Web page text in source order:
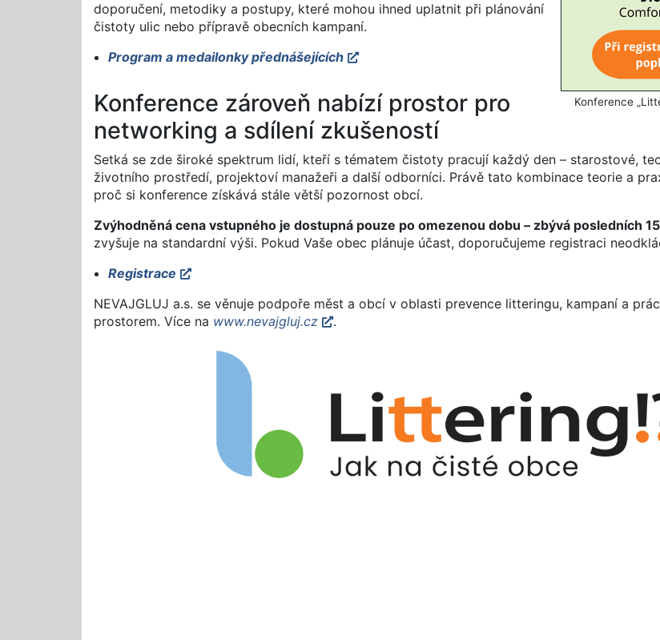
Konference
doporučení, metodiky a postupy, které mohou ihned uplatnit při plánování
čistoty ulic nebo přípravě obecních kampaní.
Program a medailonky přednášejících
Konference zároveň nabízí prostor pro
networking a sdílení zkušeností
Setká se zde široké spektrum lidí, kteří s tématem čistoty pracují každý den – starostové,
životního prostředí, projektoví manažeři a další odborníci. Právě tato kombinace teorie a
proč si konference získává stále větší pozornost obcí.
Zvýhodněná cena vstupného je dostupná pouze po omezenou dobu – zbývá posledních
zvyšuje na standardní výši. Pokud Vaše obec plánuje účast, doporučujeme registraci
Registrace
NEVAJGLUJ a.s. se věnuje podpoře měst a obcí v oblasti prevence litteringu, kampaní a
prostorem. Více na www.nevajgluj.cz .